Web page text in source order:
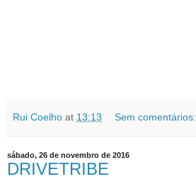
Rui Coelho at 13:13 Sem comentários:
sábado, 26 de novembro de 2016
DRIVETRIBE